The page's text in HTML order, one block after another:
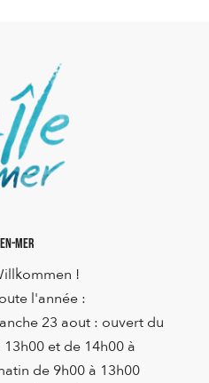
Mer
!
l'année :
23 aout : ouvert du
et de 14h00 à
de 9h00 à 13h00